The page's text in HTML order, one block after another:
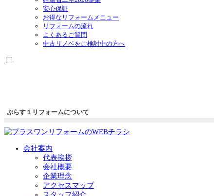
安心保証
お得なリフォームメニュー
リフォームの流れ
よくあるご質問
中古リノベをご検討中の方へ
ぷらす１リフォームについて
会社案内
代表挨拶
会社概要
企業理念
アクセスマップ